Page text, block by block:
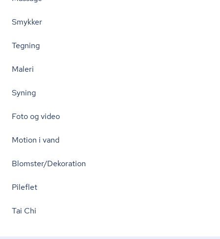
Smykker
Tegning
Maleri
Syning
Foto og video
Motion i vand
Blomster/Dekoration
Pileflet
Tai Chi